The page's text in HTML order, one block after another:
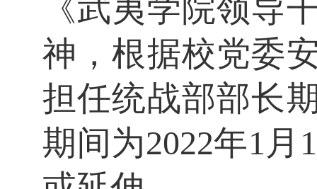
《武夷学院领导
神，根据校党委
担任统战部部长
期间为2022年1月